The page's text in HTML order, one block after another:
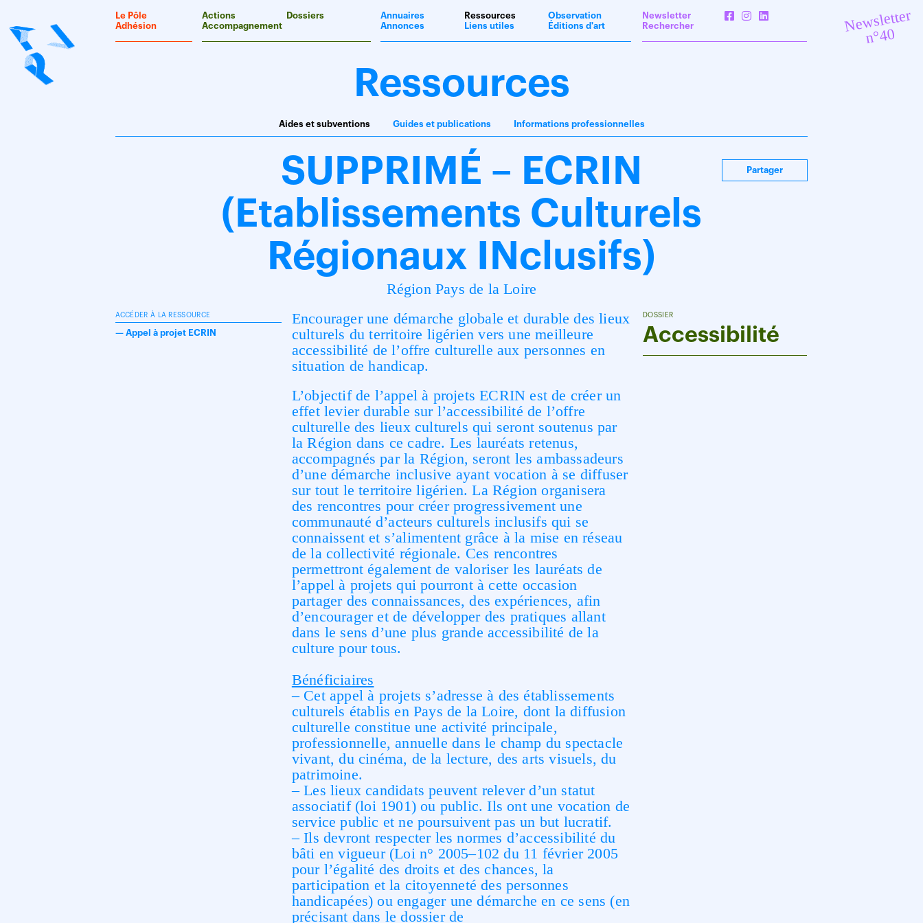
Newsletter
n°40
Le Pôle
Adhésion
Actions
Accompagnement
Dossiers
Annuaires
Annonces
Ressources
Liens utiles
Observation
Éditions d'art
Newsletter
Rechercher
Ressources
Aides et subventions Guides et publications Informations professionnelles
Partager
SUPPRIMÉ – ECRIN
(Etablissements Culturels
Régionaux INclusifs)
Région Pays de la Loire
Encourager une démarche globale et durable des lieux
culturels du territoire ligérien vers une meilleure
accessibilité de l’offre culturelle aux personnes en
situation de handicap.
L’objectif de l’appel à projets ECRIN est de créer un
effet levier durable sur l’accessibilité de l’offre
culturelle des lieux culturels qui seront soutenus par
la Région dans ce cadre. Les lauréats retenus,
accompagnés par la Région, seront les ambassadeurs
d’une démarche inclusive ayant vocation à se diffuser
sur tout le territoire ligérien. La Région organisera
des rencontres pourcréer progressivement une
communauté d’acteurs culturels inclusifs qui se
connaissent et s’alimentent grâce à la mise en réseau
de la collectivité régionale. Ces rencontres
permettront également de valoriser les lauréats de
l’appel à projets qui pourront à cette occasion
partager des connaissances, des expériences, afin
d’encourager et de développer des pratiques allant
dans le sens d’une plus grande accessibilité de la
culture pour tous.
Bénéficiaires
– Cet appel à projets s’adresse à des établissements
culturels établis en Pays de la Loire, dont ladiffusion
culturelle constitue une activité principale,
professionnelle, annuelle dans le champ du spectacle
vivant, du cinéma, de la lecture, des arts visuels, du
patrimoine.
–Les lieux candidats peuvent relever d’un statut
associatif (loi 1901) ou public. Ils ont une vocation de
service public et ne poursuivent pas un but lucratif.
–Ils devront respecter les normes d’accessibilité du
bâti en vigueur (Loi n° 2005–102 du 11 février 2005
pour l’égalité des droits et des chances, la
participation et la citoyenneté despersonnes
handicapées) ou engager une démarche en ce sens (en
précisant dans le dossier de
ACCÉDER À LA RESSOURCE
— Appel à projet ECRIN
DOSSIER
Accessibilité